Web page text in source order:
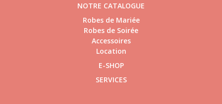
NOTRE CATALOGUE
Robes de Mariée
Robes de Soirée
Accessoires
Location
E-SHOP
SERVICES